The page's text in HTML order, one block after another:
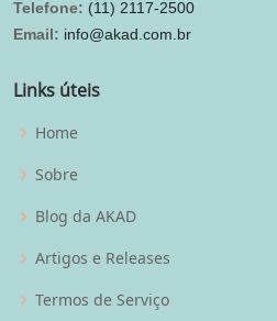
Telefone: (11) 2117-2500
Email: info@akad.com.br
Links úteis
Home
Sobre
Blog da AKAD
Artigos e Releases
Termos de Serviço